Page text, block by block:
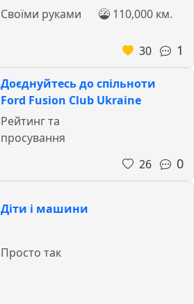
Своїми руками 110,000 км.
30 1
Доєднуйтесь до спільноти
Ford Fusion Club Ukraine
Рейтинг та
просування
26
0
Діти і машини
Просто так